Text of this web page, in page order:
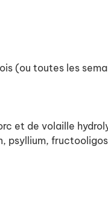
(ou toutes les
et de volaille
psyllium,